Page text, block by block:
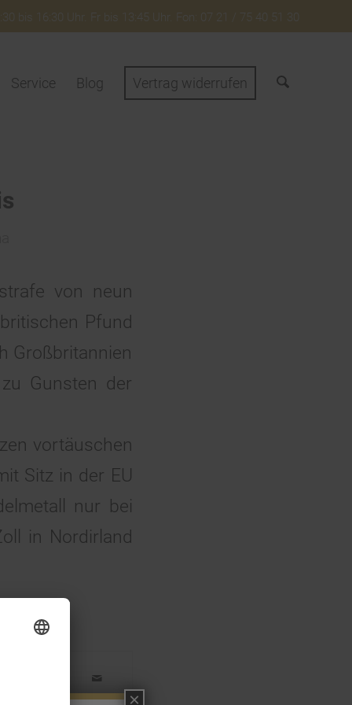
bis 16:30 Uhr. Fr bis 13:45 Uhr. Fon: 07 21 / 75 40 51 30
Service Blog Vertrag widerrufen
von neun
Pfund
Großbritannien
Gunsten der
vortäuschen
Sitz in der EU
nur bei
in Nordirland
×